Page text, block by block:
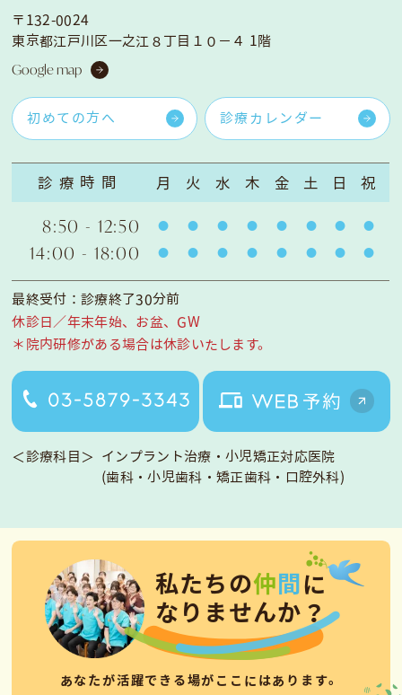
〒132-0024
東京都江戸川区一之江８丁目１０−４ 1階
Google map
初めての方へ 診療カレンダー
診療時間 月 火 水 木 金 土 日 祝
8:50 - 12:50
14:00 - 18:00
最終受付：診療終了30分前
休診日／年末年始、お盆、GW
＊院内研修がある場合は休診いたします。
＜診療科目＞
インプラント治療・小児矯正対応医院
(歯科・小児歯科・矯正歯科・口腔外科)
あなたが活躍できる場がここにはあります。
私たち の仲 間 に
な り ま せんか ？